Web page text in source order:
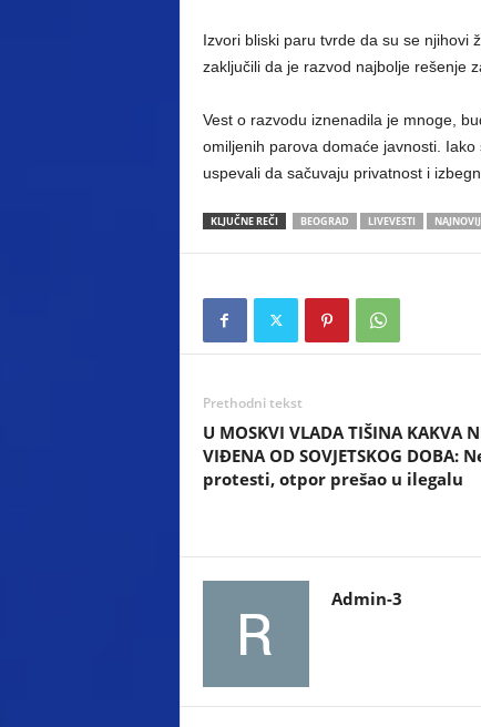
Izvori bliski paru tvrde da su se njihovi
zaključili da je razvod najbolje rešenje
Vest o razvodu iznenadila je mnoge,
omiljenih parova domaće javnosti.
uspevali da sačuvaju privatnost i
KLJUČNE REČI BEOGRAD LIVEVESTI
Prethodni tekst
U MOSKVI VLADA TIŠINA KAKVA
VIĐENA OD SOVJETSKOG DOBA:
protesti, otpor prešao u ilegalu
Admin-3